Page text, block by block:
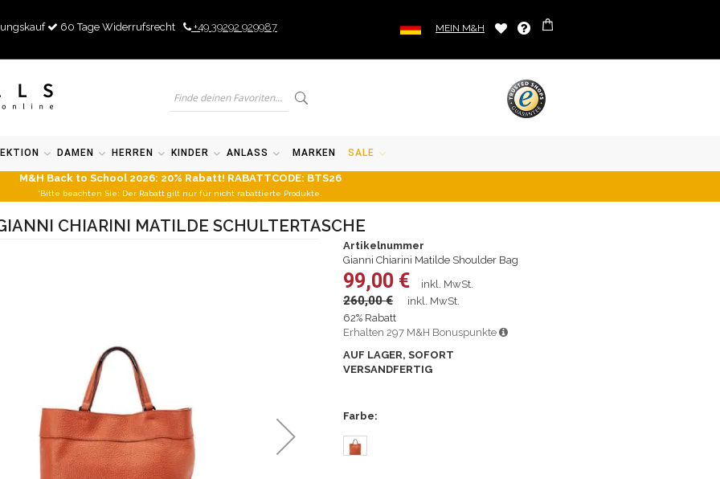
60 Tage Widerrufsrecht +49 39292 929987 MEIN M&H
DAMEN HERREN KINDER ANLASS MARKEN SALE
M&H Back to School 2026: 20% Rabatt! RABATTCODE: BTS26
*Bitte beachten Sie: Der Rabatt gilt nur für nicht rabattierte Produkte.
CHIARINI MATILDE SCHULTERTASCHE
Artikelnummer
Gianni Chiarini Matilde Shoulder Bag
99,00 € inkl. MwSt.
260,00 €
inkl. MwSt.
62% Rabatt
Erhalten 297 M&H Bonuspunkte
AUF LAGER, SOFORT
VERSANDFERTIG
Farbe